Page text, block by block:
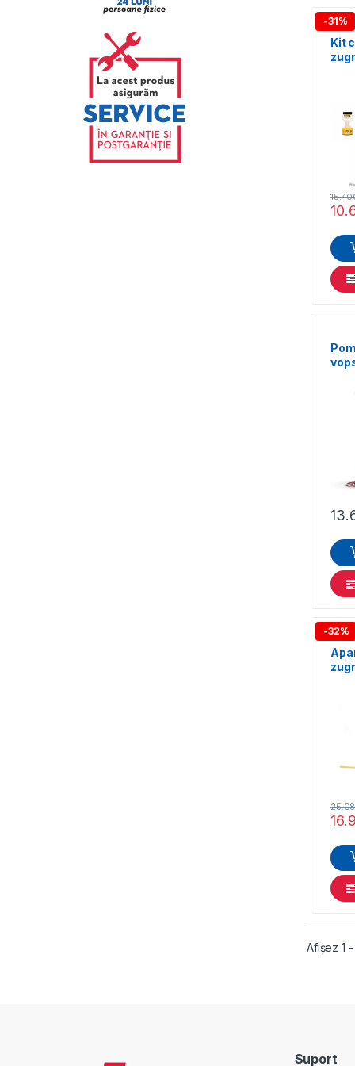
-31%
Kit
23
-32%
Afișez 1
2,1 l/min
2.8 l/min
3.2 l/min
Suport